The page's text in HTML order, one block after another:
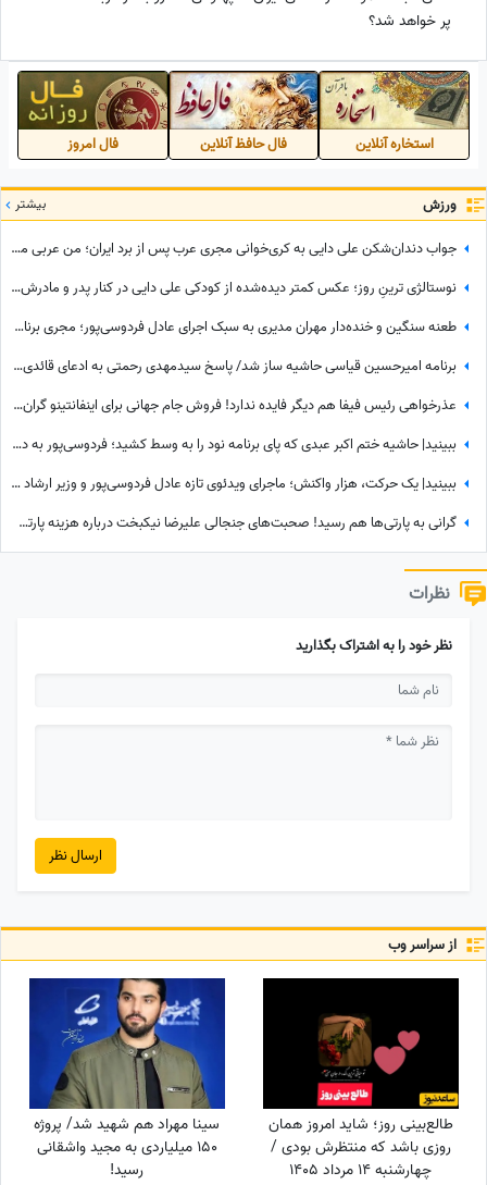
پر خواهد شد؟
استخاره آنلاین فال حافظ آنلاین فال امروز
ورزش بیشتر
جواب دندان‌شکن علی دایی به کری‌خوانی مجری عرب پس از برد ایران؛ من عربی میفهمم / سلطان فوتبال هیچ وقت کم نمیاره + فیلم
نوستالژی ترینِ روز؛ عکس کمتر دیده‌شده از کودکی علی دایی در کنار پدر و مادرش؛ سفری که خاطره شد
طعنه سنگین و خنده‌دار مهران مدیری به سبک اجرای عادل فردوسی‌پور؛ مجری برنامه 360 چه واکنش نشان داد؟
برنامه امیرحسین قیاسی حاشیه ساز شد/ پاسخ سیدمهدی رحمتی به ادعای قائدی؛ رحمتی به قائدی گفته بود شلوارت را درمی‌آورم؟!
عذرخواهی رئیس فیفا هم دیگر فایده ندارد! فروش جام جهانی برای اینفانتینو گران تمام شد
ببینید| حاشیه ختم اکبر عبدی که پای برنامه نود را به وسط کشید؛ فردوسی‌پور به دستبوسی وزیر چه واکنشی نشان داد؟
ببینید| یک حرکت، هزار واکنش؛ ماجرای ویدئوی تازه عادل فردوسی‌پور و وزیر ارشاد در مراسم ختم اکبر عبدی چیست؟
گرانی به پارتی‌ها هم رسید! صحبت‌های جنجالی علیرضا نیکبخت درباره هزینه‌ پارتی‌های شبانه+فیلم
نظرات
نظر خود را به اشتراک بگذارید
ارسال نظر
از سراسر وب
طالع‌بینی روز؛ شاید امروز همان
روزی باشد که منتظرش بودی /
چهارشنبه 14 مرداد 1405
سینا مهراد هم شهید شد/ پروژه
150 میلیاردی به مجید واشقانی
رسید!